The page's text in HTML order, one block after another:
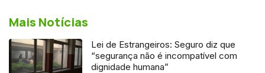
Mais Notícias
Lei de Estrangeiros: Seguro diz que
“segurança não é incompatível com
dignidade humana”